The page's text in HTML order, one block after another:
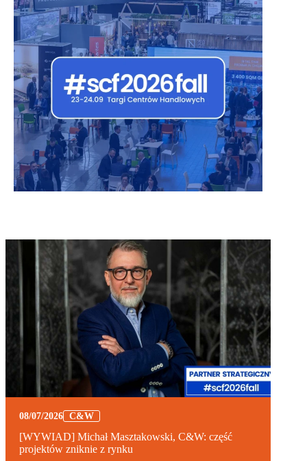
08/07/2026 C&W
[WYWIAD] Michał Masztakowski, C&W: część
projektów zniknie z rynku